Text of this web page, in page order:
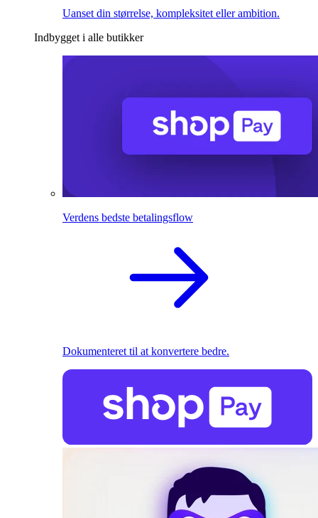
Uanset din størrelse, kompleksitet eller ambition.
Indbygget i alle butikker
Verdens bedste betalingsflow
Dokumenteret til at konvertere bedre.